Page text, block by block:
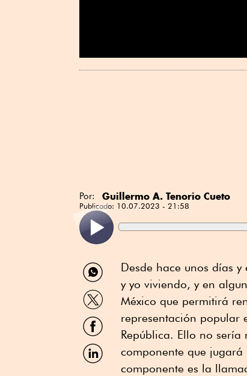
Por: Guillermo A. Tenorio Cueto
Publicado: 10.07.2023 - 21:58
Compartir
por
WhatsApp
Compartir
por
Twitter
Compartir
por
Facebook
Compartir
por
Desde hace unos días y
y yo viviendo, y en
México que permitirá
representación popular
República. Ello no
componente que
componente es la